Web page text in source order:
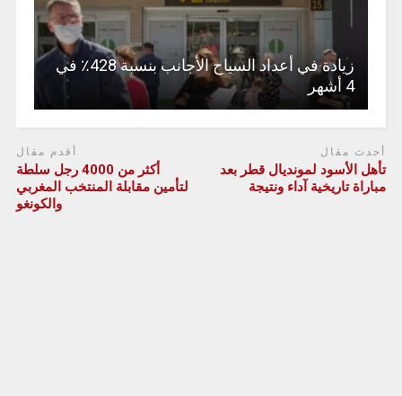
زيادة في أعداد السياح الأجانب بنسبة 428٪ في
4 أشهر
أحدث مقال
تأهل الأسود لمونديال قطر بعد
مباراة تاريخية آداء ونتيجة
أقدم مقال
أكثر من 4000 رجل سلطة
لتأمين مقابلة المنتخب المغربي
والكونغو